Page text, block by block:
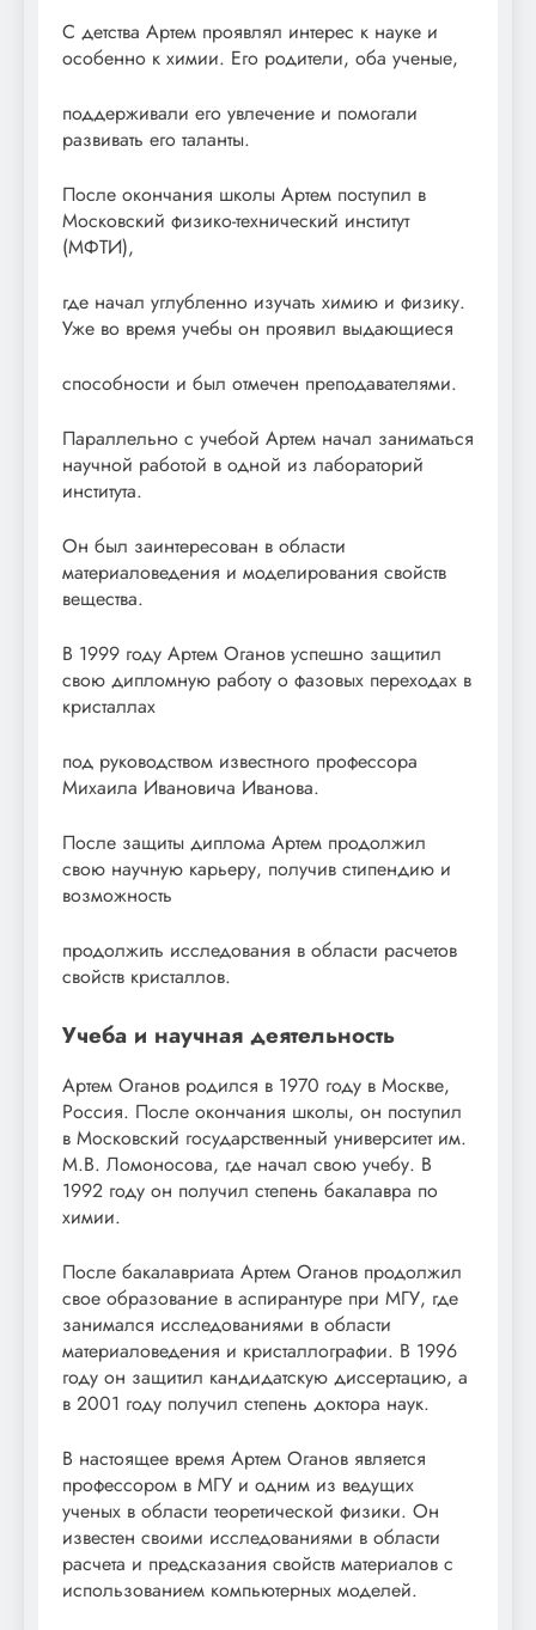
С детства Артем проявлял интерес к науке и
особенно к химии. Его родители, оба ученые,
поддерживали его увлечение и помогали
развивать его таланты.
После окончания школы Артем поступил в
Московский физико-технический институт
(МФТИ),
где начал углубленно изучать химию и физику.
Уже во время учебы он проявил выдающиеся
способности и был отмечен преподавателями.
Параллельно с учебой Артем начал заниматься
научной работой в одной из лабораторий
института.
Он был заинтересован в области
материаловедения и моделирования свойств
вещества.
В 1999 году Артем Оганов успешно защитил
свою дипломную работу о фазовых переходах в
кристаллах
под руководством известного профессора
Михаила Ивановича Иванова.
После защиты диплома Артем продолжил
свою научную карьеру, получив стипендию и
возможность
продолжить исследования в области расчетов
свойств кристаллов.
Учеба и научная деятельность
Артем Оганов родился в 1970 году в Москве,
Россия. После окончания школы, он поступил
в Московский государственный университет им.
М.В. Ломоносова, где начал свою учебу. В
1992 году он получил степень бакалавра по
химии.
После бакалавриата Артем Оганов продолжил
свое образование в аспирантуре при МГУ, где
занимался исследованиями в области
материаловедения и кристаллографии. В 1996
году он защитил кандидатскую диссертацию, а
в 2001 году получил степень доктора наук.
В настоящее время Артем Оганов является
профессором в МГУ и одним из ведущих
ученых в области теоретической физики. Он
известен своими исследованиями в области
расчета и предсказания свойств материалов с
использованием компьютерных моделей.